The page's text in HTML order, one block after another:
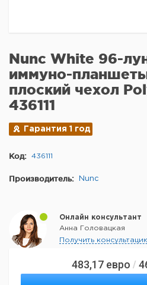
483,17 евро /
Nunc White 96-
иммуно-
плоский чехол
436111
Гарантия 1 год
Код: 436111
Производитель: Nunc
Онлайн консультант
Анна Головацкая
Получить